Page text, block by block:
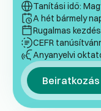
Tanítási idő:
A hét bármely
Rugalmas
CEFR
Anyanyelvi
Beiratkozás